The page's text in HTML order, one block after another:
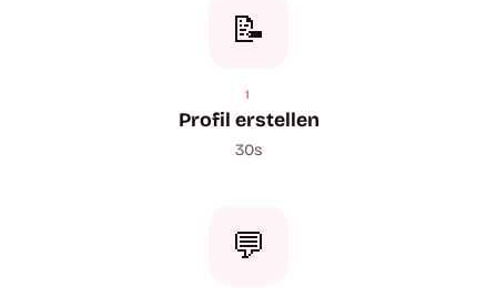
📝
1
Profil erstellen
30s
💬